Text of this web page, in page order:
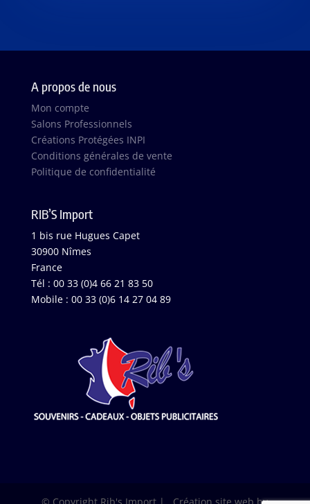
A propos de nous
Mon compte
Salons Professionnels
Créations Protégées INPI
Conditions générales de vente
Politique de confidentialité
RIB’S Import
1 bis rue Hugues Capet
30900 Nîmes
France
Tél : 00 33 (0)4 66 21 83 50
Mobile : 00 33 (0)6 14 27 04 89